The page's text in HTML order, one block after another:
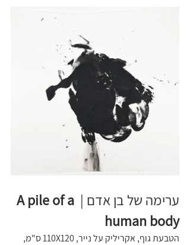
ערימה של בן אדם | A pile of a
human body
הטבעת גוף, אקריליק על נייר, 110X120 ס"מ,